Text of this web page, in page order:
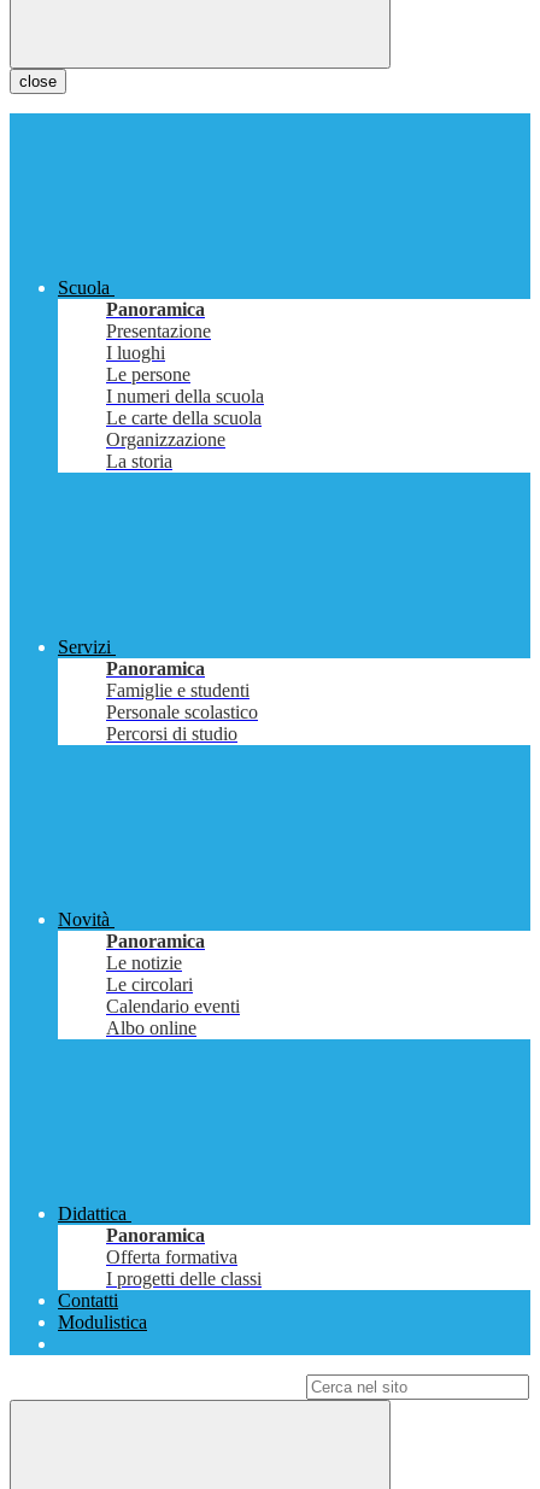
close
Scuola
Panoramica
Presentazione
I luoghi
Le persone
I numeri della scuola
Le carte della scuola
Organizzazione
La storia
Servizi
Panoramica
Famiglie e studenti
Personale scolastico
Percorsi di studio
Novità
Panoramica
Le notizie
Le circolari
Calendario eventi
Albo online
Didattica
Panoramica
Offerta formativa
I progetti delle classi
Contatti
Modulistica